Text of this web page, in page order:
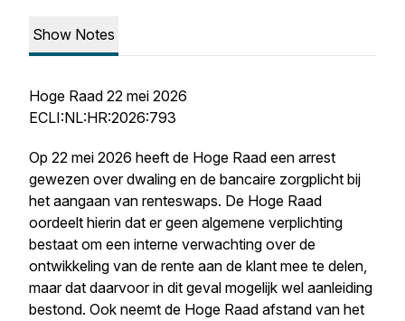
Show Notes
Hoge Raad 22 mei 2026
ECLI:NL:HR:2026:793
Op 22 mei 2026 heeft de Hoge Raad een arrest
gewezen over dwaling en de bancaire zorgplicht bij
het aangaan van renteswaps. De Hoge Raad
oordeelt hierin dat er geen algemene verplichting
bestaat om een interne verwachting over de
ontwikkeling van de rente aan de klant mee te delen,
maar dat daarvoor in dit geval mogelijk wel aanleiding
bestond. Ook neemt de Hoge Raad afstand van het